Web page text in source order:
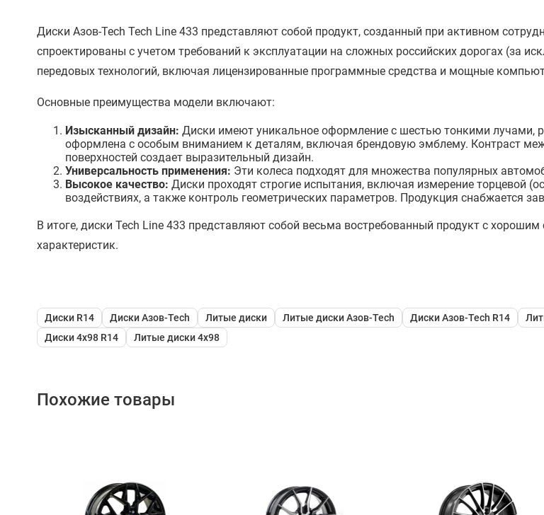
Диски Азов-Tech Tech Line 433 представляют собой продукт, созданный при активном
спроектированы с учетом требований к эксплуатации на сложных российских дорогах (за
передовых технологий, включая лицензированные программные средства и мощные
Основные преимущества модели включают:
Изысканный дизайн: Диски имеют уникальное оформление с шестью тонкими лучами,
оформлена с особым вниманием к деталям, включая брендовую эмблему. Контраст
поверхностей создает выразительный дизайн.
Универсальность применения: Эти колеса подходят для множества популярных
Высокое качество: Диски проходят строгие испытания, включая измерение торцевой
воздействиях, а также контроль геометрических параметров. Продукция снабжается
В итоге, диски Tech Line 433 представляют собой весьма востребованный продукт с
характеристик.
Диски R14 Диски Азов-Tech Литые диски Литые диски Азов-Tech Диски Азов-Tech R14
Диски 4x98 R14
Литые диски 4x98
Похожие товары